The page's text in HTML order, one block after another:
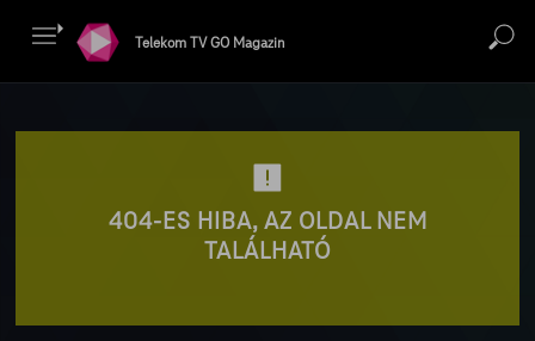
Telekom TV GO Magazin
404-ES HIBA, AZ OLDAL NEM
TALÁLHATÓ